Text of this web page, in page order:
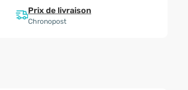
Prix de livraison
Chronopost